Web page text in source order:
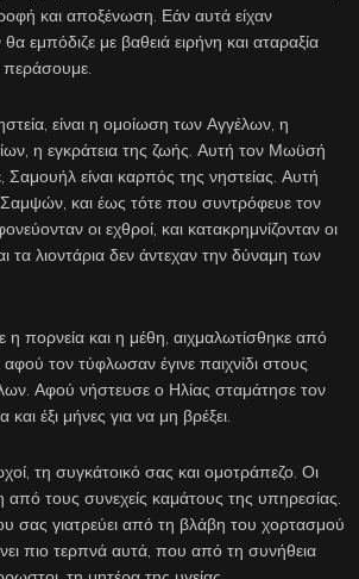
και αποξένωση. Εάν αυτά είχαν
εμπόδιζε με βαθειά ειρήνη και αταραξία
είναι η ομοίωση των Αγγέλων, η
η εγκράτεια της ζωής. Αυτή τον Μωϋσή
Σαμουήλ είναι καρπός της νηστείας. Αυτή
και έως τότε που συντρόφευε τον
οι εχθροί, και κατακρημνίζονταν οι
τα λιοντάρια δεν άντεχαν την δύναμη των
η πορνεία και η μέθη, αιχμαλωτίσθηκε από
τον τύφλωσαν έγινε παιχνίδι στους
Αφού νήστευσε ο Ηλίας σταμάτησε τον
έξι μήνες για να μη βρέξει.
τη συγκάτοικό σας και ομοτράπεζο. Οι
τους συνεχείς καμάτους της υπηρεσίας.
σας γιατρεύει από τη βλάβη του χορτασμού
πιο τερπνά αυτά, που από τη συνήθεια